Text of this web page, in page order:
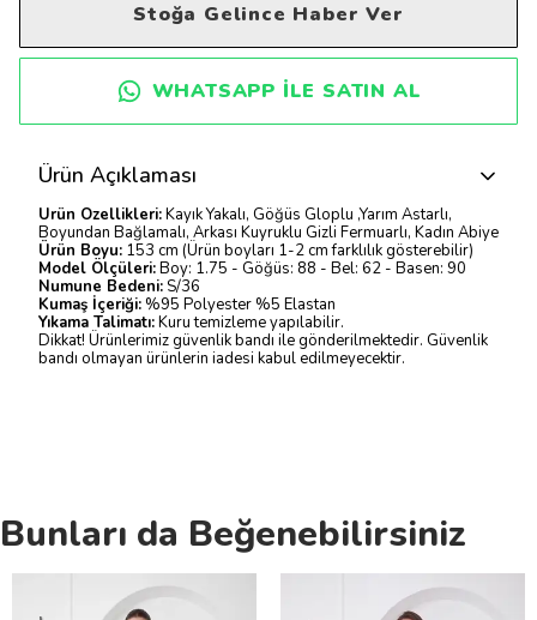
Stoğa Gelince Haber Ver
WHATSAPP ILE SATIN AL
Ürün Açıklaması
Ürün Özellikleri:Kayık Yakalı, Göğüs Gloplu ,Yarım Astarlı,
Boyundan Bağlamalı, Arkası Kuyruklu Gizli Fermuarlı, Kadın Abiye
Ürün Boyu: 153 cm (Ürün boyları 1-2 cm farklılık gösterebilir)
Model Ölçüleri:Boy: 1.75 - Göğüs: 88 - Bel: 62 - Basen: 90
Numune Bedeni: S/36
Kumaş İçeriği: %95 Polyester %5 Elastan
Yıkama Talimatı:Kuru temizleme yapılabilir.
Dikkat! Ürünlerimiz güvenlik bandı ile gönderilmektedir. Güvenlik
bandı olmayan ürünlerin iadesi kabul edilmeyecektir.
Bunları da Beğenebilirsiniz